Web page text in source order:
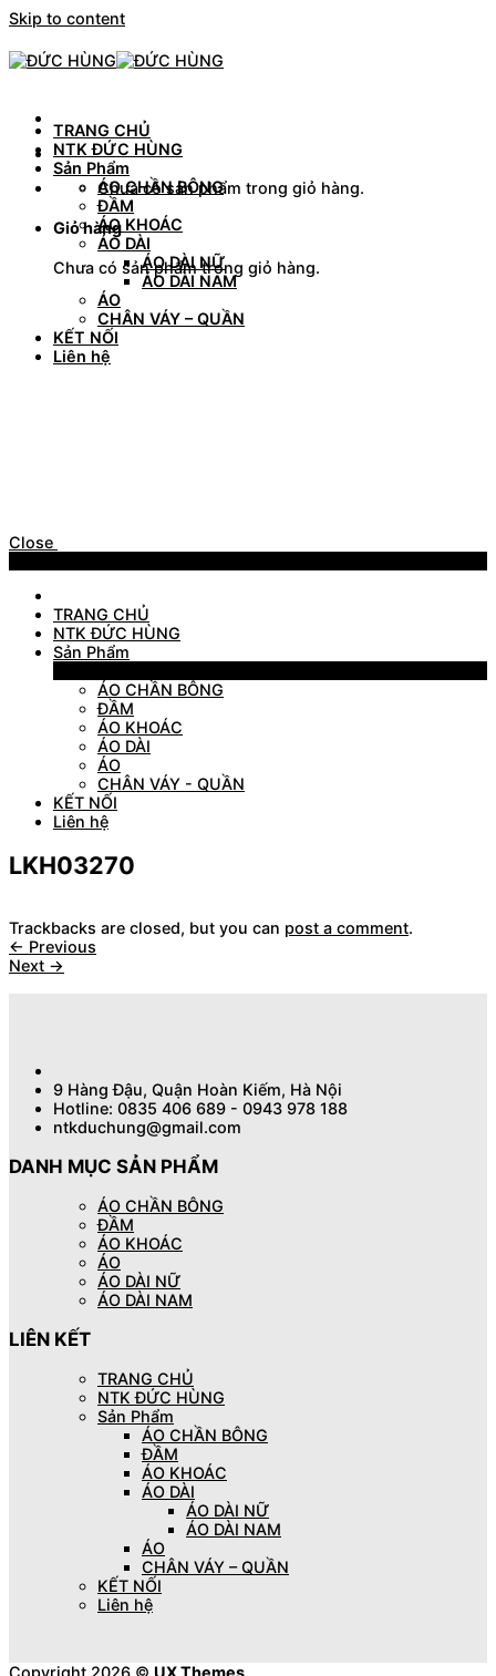
Skip to content
Chưa có sản phẩm trong giỏ hàng.
Giỏ hàng
Chưa có sản phẩm trong giỏ hàng.
TRANG CHỦ
NTK ĐỨC HÙNG
Sản Phẩm
ÁO CHẦN BÔNG
ĐẦM
ÁO KHOÁC
ÁO DÀI
ÁO DÀI NỮ
ÁO DÀI NAM
ÁO
CHÂN VÁY – QUẦN
KẾT NỐI
Liên hệ
Close
TRANG CHỦ
NTK ĐỨC HÙNG
Sản Phẩm
ÁO CHẦN BÔNG
ĐẦM
ÁO KHOÁC
ÁO DÀI
ÁO
CHÂN VÁY - QUẦN
KẾT NỐI
Liên hệ
LKH03270
Trackbacks are closed, but you can post a comment.
← Previous
Next →
9 Hàng Đậu, Quận Hoàn Kiếm, Hà Nội
Hotline: 0835 406 689 - 0943 978 188
ntkduchung@gmail.com
DANH MỤC SẢN PHẨM
ÁO CHẦN BÔNG
ĐẦM
ÁO KHOÁC
ÁO
ÁO DÀI NỮ
ÁO DÀI NAM
LIÊN KẾT
TRANG CHỦ
NTK ĐỨC HÙNG
Sản Phẩm
ÁO CHẦN BÔNG
ĐẦM
ÁO KHOÁC
ÁO DÀI
ÁO DÀI NỮ
ÁO DÀI NAM
ÁO
CHÂN VÁY – QUẦN
KẾT NỐI
Liên hệ